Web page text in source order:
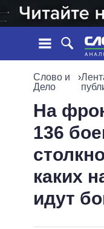
ЛЕНТА
СОБЫТИЯ
СТАТЬИ
МНЕНИЯ
ОБЗОРЫ
ДАЙДЖЕСТЫ
ВСЕ
ПРЕЗИДЕНТ
ВЕРХОВНАЯ
КАБИНЕТ
Слово и
Дело
›
На
136
каких
идут